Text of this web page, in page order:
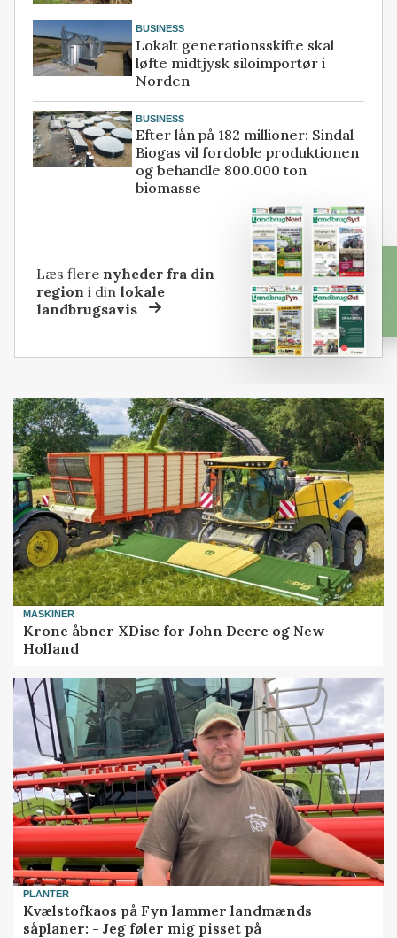
BUSINESS
Lokalt generationsskifte skal
løfte midtjysk siloimportør i
Norden
BUSINESS
Efter lån på 182 millioner: Sindal
Biogas vil fordoble produktionen
og behandle 800.000 ton
biomasse
Læs flere nyheder fra din
region i dinlokale
landbrugsavis
MASKINER
Krone åbner XDisc for John Deere og New
Holland
PLANTER
Kvælstofkaos på Fyn lammer landmænds
såplaner: - Jeg føler mig pisset på